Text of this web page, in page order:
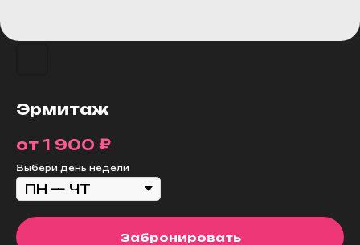
Эрмитаж
1 900 ₽
Выбери день недели
Забронировать